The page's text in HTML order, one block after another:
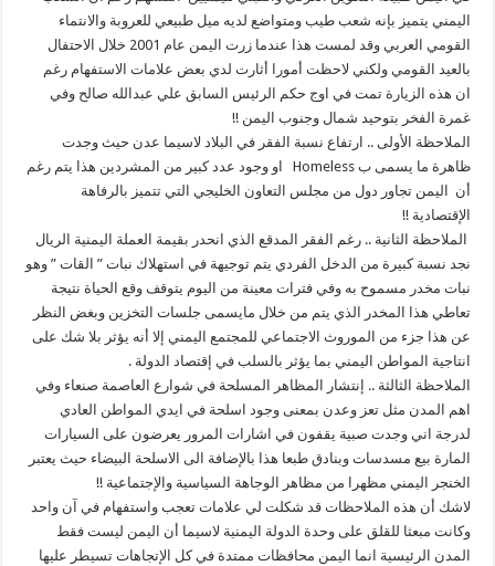
اليمني يتميز بإنه شعب طيب ومتواضع لديه ميل طبيعي للعروبة والانتماء
القومي العربي وقد لمست هذا عندما زرت اليمن عام 2001 خلال الاحتفال
بالعيد القومي ولكني لاحظت أمورا أثارت لدي بعض علامات الاستفهام رغم
ان هذه الزيارة تمت في اوج حكم الرئيس السابق علي عبدالله صالح وفي
غمرة الفخر بتوحيد شمال وجنوب اليمن !!
الملاحظة الأولى .. ارتفاع نسبة الفقر في البلاد لاسيما عدن حيث وجدت
ظاهرة ما يسمى ب Homeless او وجود عدد كبير من المشردين هذا يتم رغم
أن اليمن تجاور دول من مجلس التعاون الخليجي التي تتميز بالرفاهة
الإقتصادية !!
الملاحظة الثانية .. رغم الفقر المدقع الذي انحدر بقيمة العملة اليمنية الريال
نجد نسبة كبيرة من الدخل الفردي يتم توجيهة في استهلاك نبات ” القات ” وهو
نبات مخدر مسموح به وفي فترات معينة من اليوم يتوقف وقع الحياة نتيجة
تعاطي هذا المخدر الذي يتم من خلال مايسمى جلسات التخزين وبغض النظر
عن هذا جزء من الموروث الاجتماعي للمجتمع اليمني إلا أنه يؤثر بلا شك على
انتاجية المواطن اليمني بما يؤثر بالسلب في إقتصاد الدولة .
الملاحظة الثالثة .. إنتشار المظاهر المسلحة في شوارع العاصمة صنعاء وفي
اهم المدن مثل تعز وعدن بمعنى وجود اسلحة في ايدي المواطن العادي
لدرجة اني وجدت صبية يقفون في اشارات المرور يعرضون على السيارات
المارة بيع مسدسات وبنادق طبعا هذا بالإضافة الى الاسلحة البيضاء حيث يعتبر
الخنجر اليمني مظهرا من مظاهر الوجاهة السياسية والإجتماعية !!
لاشك أن هذه الملاحظات قد شكلت لي علامات تعجب واستفهام في آن واحد
وكانت مبعثا للقلق على وحدة الدولة اليمنية لاسيما أن اليمن ليست فقط
المدن الرئيسية انما اليمن محافظات ممتدة في كل الإتجاهات تسيطر عليها